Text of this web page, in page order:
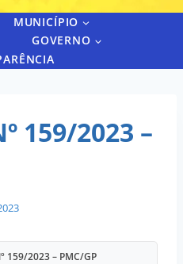
MUNICÍPIO
GOVERNO
159/2023 –
159/2023 – PMC/GP